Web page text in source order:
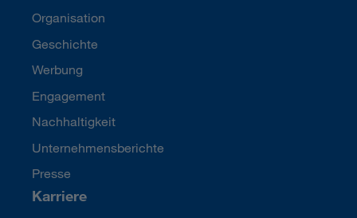
Organisation
Geschichte
Werbung
Engagement
Nachhaltigkeit
Unternehmensberichte
Presse
Karriere